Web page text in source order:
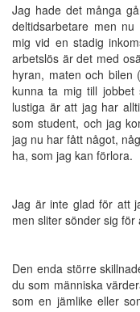
Jag hade det många
deltidsarbetare men
mig vid en stadig
arbetslös är det med
hyran, maten och bilen
kunna ta mig till
lustiga är att jag har
som student, och jag
jag nu har fått något,
ha, som jag kan förlora.
Jag är inte glad för att
men sliter sönder sig för
Den enda större
du som människa
som en jämlike eller